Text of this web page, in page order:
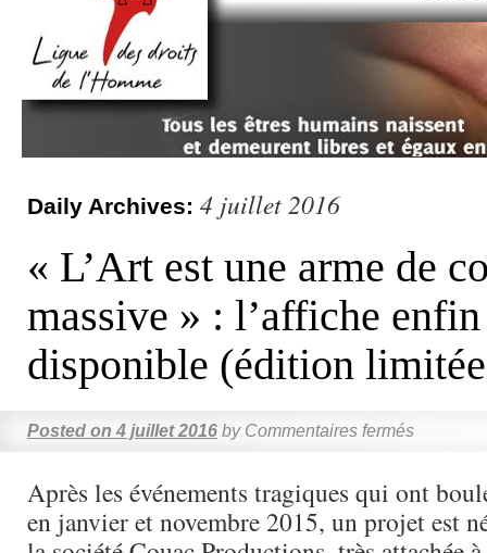
Daily Archives: 4 juillet 2016
« L’Art est une arme de
massive » : l’affiche enfin
disponible (édition
Posted on 4 juillet 2016 by Commentaires fermés
Après les événements tragiques qui ont
en janvier et novembre 2015, un projet est